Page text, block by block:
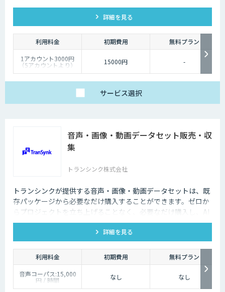
詳細を見る
利用料金 初期費用
無料プラン
1アカウント3000円
（5アカウントより） 15000円 -
サービス選択
音声・画像・動画データセット販売・収
集
トランシンク株式会社
トランシンクが提供する音声・画像・動画データセットは、既
存パッケージから必要なだけ購入することができます。ゼロか
らプロジェクトを立ち上げることなく、必要なだけ購入し、AI
モデルの開発ができます。
詳細を見る
利用料金 初期費用
無料プラン
音声コーパス:15,000
円 / 時間
人物写真画像収集:300
なし なし